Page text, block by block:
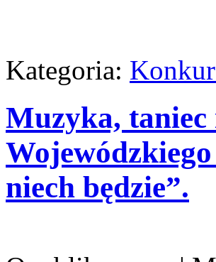
Kategoria:
Muzyka,
niech będzie”.